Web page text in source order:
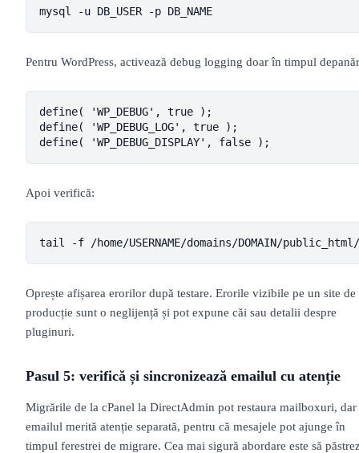
mysql -u DB_USER -p DB_NAME
Pentru WordPress, activează debug logging doar în timpul
define( 'WP_DEBUG', true );
define( 'WP_DEBUG_LOG', true );
define( 'WP_DEBUG_DISPLAY', false );
Apoi verifică:
tail -f /home/USERNAME/domains/DOMAIN/
Oprește afișarea erorilor după testare. Erorile vizibile pe un site de
producție sunt o neglijență și pot expune căi sau detalii despre
pluginuri.
Pasul 5: verifică și sincronizează emailul cu atenție
Migrările de la cPanel la DirectAdmin pot restaura mailboxuri, dar
emailul merită atenție separată, pentru că mesajele pot ajunge în
timpul ferestrei de migrare. Cea mai sigură abordare este să